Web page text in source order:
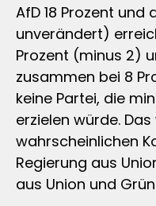
AfD 18 Prozent und
unverändert)
Prozent (minus 2)
zusammen bei 8
keine Partei, die
erzielen würde.
wahrscheinlichen
Regierung aus
aus Union und